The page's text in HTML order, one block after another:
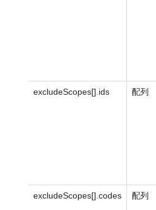
excludeScopes[].ids 配列
excludeScopes[].codes 配列